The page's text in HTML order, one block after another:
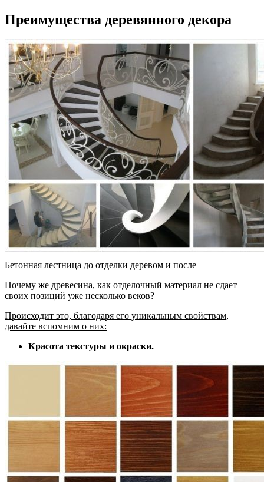
Преимущества деревянного декора
Бетонная лестница до отделки деревом и после
Почему же древесина, как отделочный материал не сдает
своих позиций уже несколько веков?
Происходит это, благодаря его уникальным свойствам,
давайте вспомним о них:
Красота текстуры и окраски.